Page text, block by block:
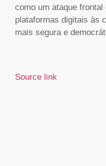
como um ataque
plataformas digitais às
mais segura e
Source link